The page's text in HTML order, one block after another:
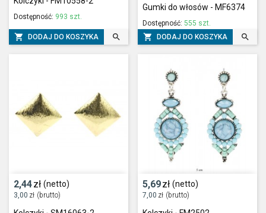
Dostępność: 993 szt.
 DODAJ DO KOSZYKA 
Gumki do włosów - MF6374
Dostępność: 555 szt.
 DODAJ DO KOSZYKA 
2,44zł (netto)
3,00 zł (brutto)
5,69zł (netto)
7,00 zł (brutto)